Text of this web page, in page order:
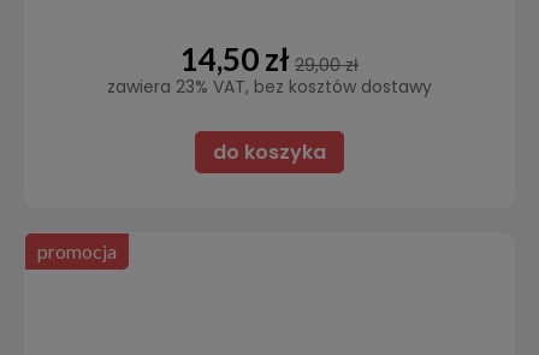
14,50 zł 29,00 zł
zawiera 23% VAT, bez kosztów dostawy
do koszyka
promocja